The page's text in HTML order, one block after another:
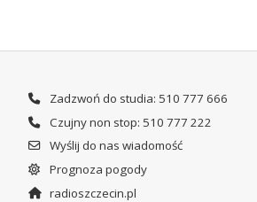
Zadzwoń do studia: 510 777 666
Czujny non stop: 510 777 222
Wyślij do nas wiadomość
Prognoza pogody
radioszczecin.pl